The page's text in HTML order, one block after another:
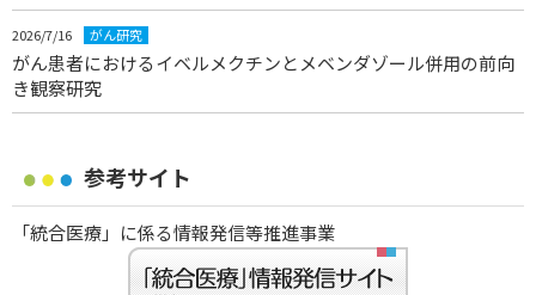
2026/7/16 がん研究
がん患者におけるイベルメクチンとメベンダゾール併用の前向
き観察研究
参考サイト
「統合医療」に係る情報発信等推進事業